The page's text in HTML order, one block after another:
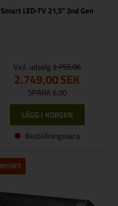
Smart LED-TV 21,5" 2nd Gen
Vejl. udsalg2.755,00
2.749,00SEK
SPARA 6,00
Beställningsvara
NYHET